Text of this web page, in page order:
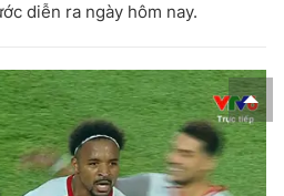
diễn ra ngày hôm nay.